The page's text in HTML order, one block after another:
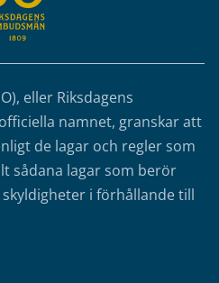
eller Riksdagens
namnet, granskar att
de lagar och regler som
sådana lagar som berör
i förhållande till